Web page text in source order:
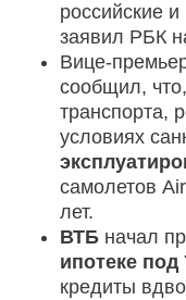
российские
заявил РБК
Вице-
сообщил,
транспорта,
условиях
самолетов
лет.
ВТБ начал
ипотеке под
кредиты